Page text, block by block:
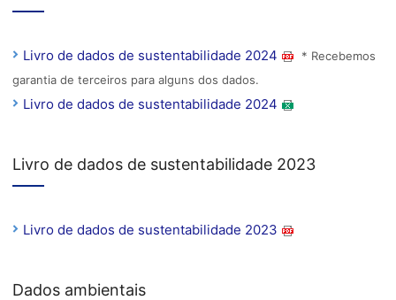
Livro de dados de sustentabilidade 2024
* Recebemos
garantia de terceiros para alguns dos dados.
Livro de dados de sustentabilidade 2024
Livro de dados de sustentabilidade 2023
Livro de dados de sustentabilidade 2023
Dados ambientais